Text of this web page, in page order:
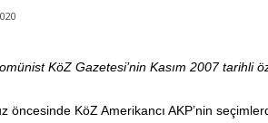
KöZ Gazetesi’nin Kasım 2007 tarihli
öncesinde KöZ Amerikancı AKP’nin